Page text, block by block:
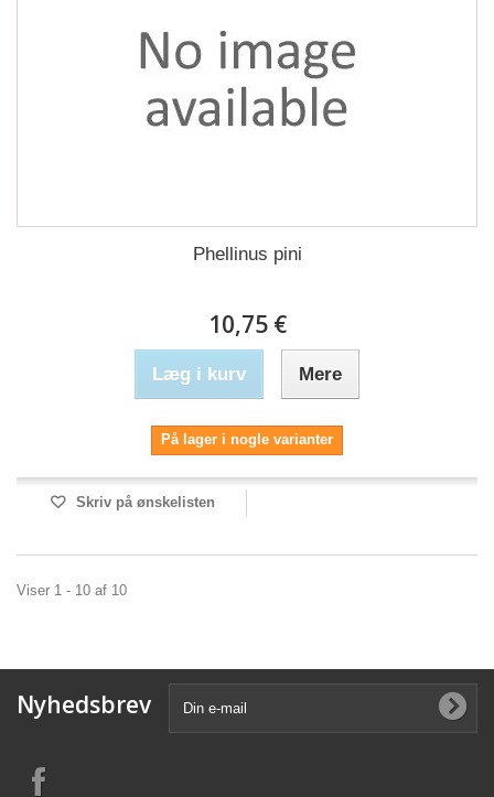
Phellinus pini
10,75 €
Læg i kurv Mere
På lager i nogle varianter
Skriv på ønskelisten
Viser 1 - 10 af 10
Nyhedsbrev